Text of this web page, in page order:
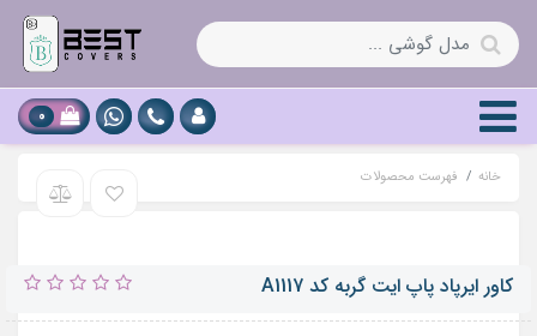
0
خانه فهرست محصولات
کاور ایرپاد پاپ ایت گربه کد A1117